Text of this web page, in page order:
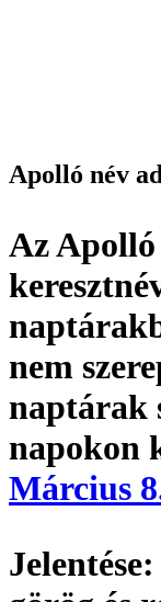
Apolló név
Az
nem
naptárak
napokon
Március
Jelentése: